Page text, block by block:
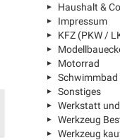
Haushalt &
Impressum
KFZ (PKW /
Motorrad
Sonstiges
Werkstatt
Werkzeug
Werkzeug